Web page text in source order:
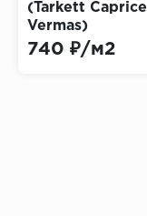
(Tarkett Caprice
Vermas)
740 ₽/м2